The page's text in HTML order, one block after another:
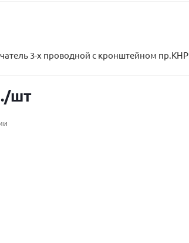
3-х проводной с кронштейном пр.КНР
/шт